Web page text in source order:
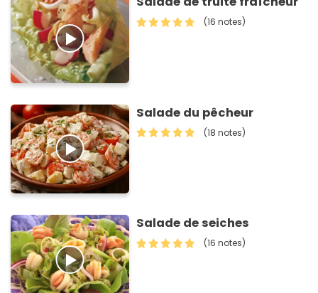
(16 notes)
Salade du pêcheur
(18 notes)
Salade de seiches
(16 notes)